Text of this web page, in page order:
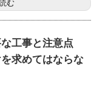
む
工事と注意点
を求めてはならな